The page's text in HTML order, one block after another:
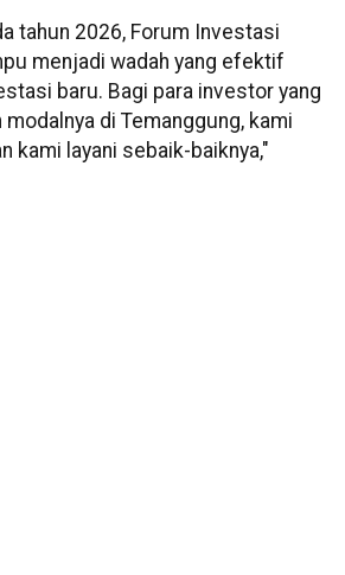
tahun 2026, Forum Investasi
menjadi wadah yang efektif
baru. Bagi para investor yang
modalnya di Temanggung, kami
kami layani sebaik-baiknya,"